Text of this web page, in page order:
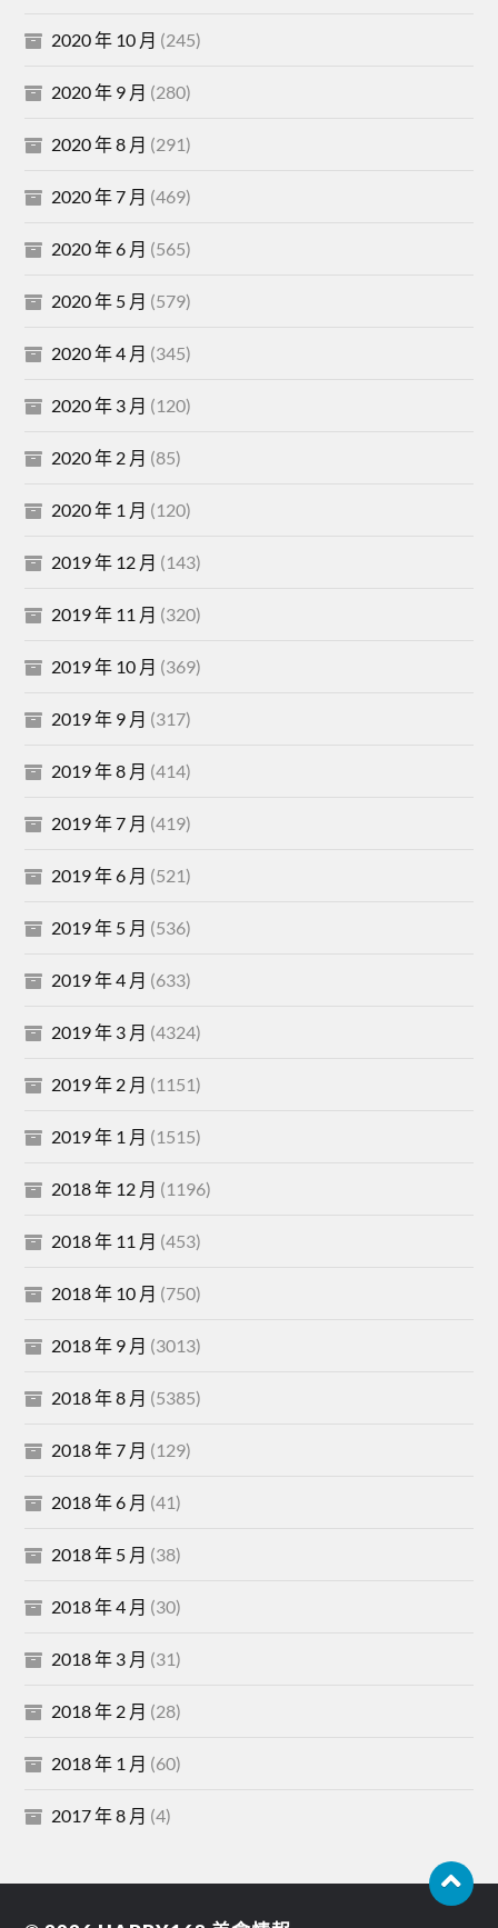
2020 年 10 月 (245)
2020 年 9 月 (280)
2020 年 8 月 (291)
2020 年 7 月 (469)
2020 年 6 月 (565)
2020 年 5 月 (579)
2020 年 4 月 (345)
2020 年 3 月 (120)
2020 年 2 月 (85)
2020 年 1 月 (120)
2019 年 12 月 (143)
2019 年 11 月 (320)
2019 年 10 月 (369)
2019 年 9 月 (317)
2019 年 8 月 (414)
2019 年 7 月 (419)
2019 年 6 月 (521)
2019 年 5 月 (536)
2019 年 4 月 (633)
2019 年 3 月 (4324)
2019 年 2 月 (1151)
2019 年 1 月 (1515)
2018 年 12 月 (1196)
2018 年 11 月 (453)
2018 年 10 月 (750)
2018 年 9 月 (3013)
2018 年 8 月 (5385)
2018 年 7 月 (129)
2018 年 6 月 (41)
2018 年 5 月 (38)
2018 年 4 月 (30)
2018 年 3 月 (31)
2018 年 2 月 (28)
2018 年 1 月 (60)
2017 年 8 月 (4)